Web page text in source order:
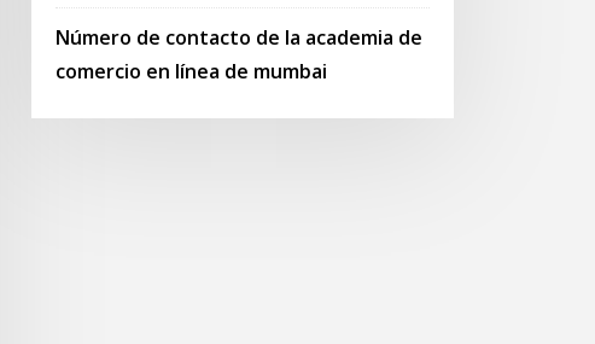
Número de contacto de la academia de
comercio en línea de mumbai